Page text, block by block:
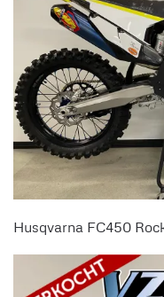
Husqvarna FC450